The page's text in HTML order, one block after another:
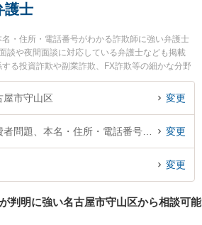
護士
・住所・電話番号がわかる詐欺師に強い弁護士
談や夜間面談に対応している弁護士なども掲載
る投資詐欺や副業詐欺、FX詐欺等の細かな分野
す。特にみつる法律事務所の山中 千昌弁護士や
人弁護士のプロフィール情報や弁護士費用、強み
欺師のトラブル解決の実績豊富な近くの弁護士
で本名・住所・電話番号がわかる詐欺師を法律
弁護士に相談予約したい』などでお困りの相談
屋市守山区 変更
変更
変更
判明に強い名古屋市守山区から相談可能